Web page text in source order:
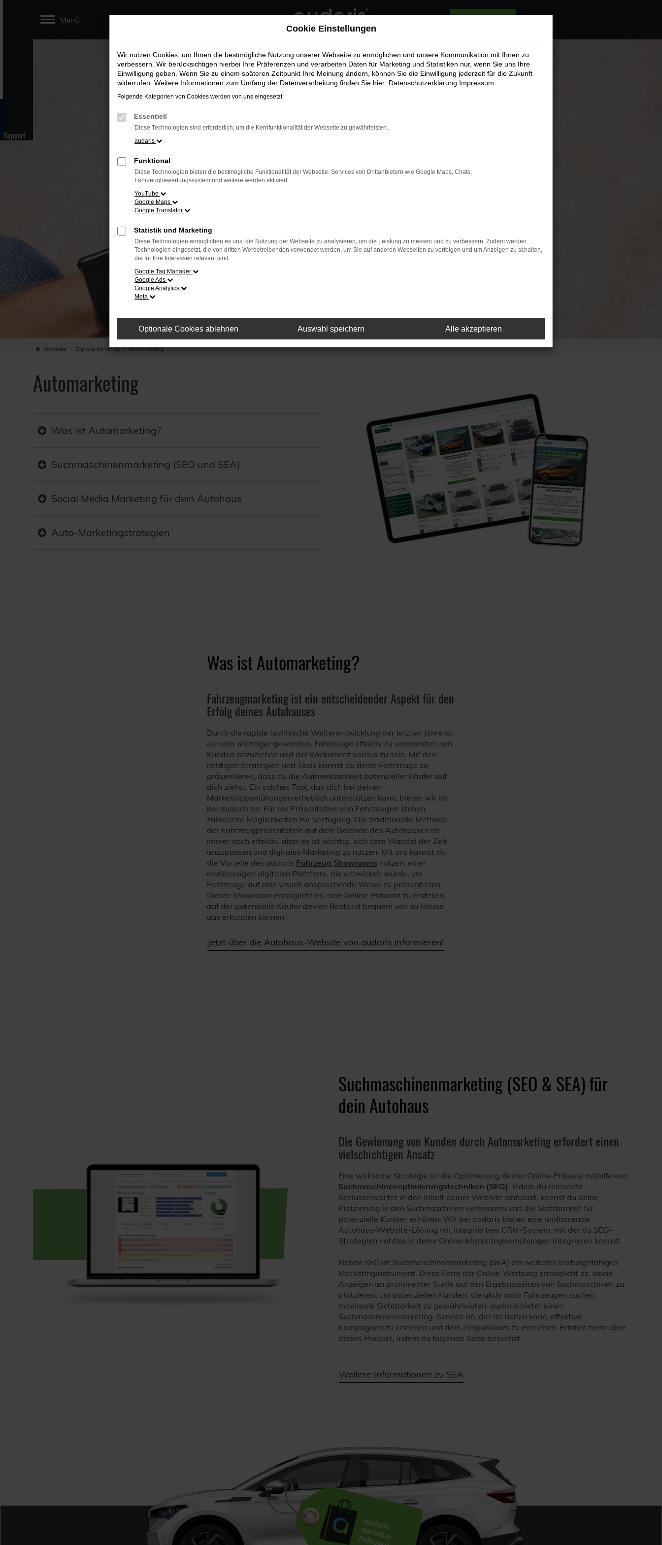
Hauptinhalt
Menü
Support
Automarketing
Startseite Digitales Marketing Automarketing
Automarketing
Was ist Automarketing?
Suchmaschinenmarketing (SEO und SEA)
Social Media Marketing für dein Autohaus
Auto-Marketingstrategien
Was ist Automarketing?
Fahrzeugmarketing ist ein entscheidender Aspekt für den
Erfolg deines Autohauses
Durch die rapide technische Weiterentwicklung der letzten Jahre ist
es noch wichtiger geworden, Fahrzeuge effektiv zu vermarkten, um
Kunden anzuziehen und der Konkurrenz voraus zu sein. Mit den
richtigen Strategien und Tools kannst du deine Fahrzeuge so
präsentieren, dass du die Aufmerksamkeit potenzieller Käufer auf
dich ziehst. Ein solches Tool, das dich bei deinen
Marketingbemühungen erheblich unterstützen kann, bieten wir dir
bei audaris an. Für die Präsentation von Fahrzeugen stehen
zahlreiche Möglichkeiten zur Verfügung. Die traditionelle Methode
der Fahrzeugpräsentation auf dem Gelände des Autohauses ist
immer noch effektiv, aber es ist wichtig, sich dem Wandel der Zeit
anzupassen und digitales Marketing zu nutzen. Mit uns kannst du
die Vorteile des audaris Fahrzeug Showrooms nutzen, einer
erstklassigen digitalen Plattform, die entwickelt wurde, um
Fahrzeuge auf eine visuell ansprechende Weise zu präsentieren.
Dieser Showroom ermöglicht es, eine Online-Präsenz zu erstellen,
auf der potenzielle Käufer deinen Bestand bequem von zu Hause
aus erkunden können.
Jetzt über die Autohaus-Website von audaris informieren!
Suchmaschinenmarketing (SEO & SEA) für
dein Autohaus
Die Gewinnung von Kunden durch Automarketing erfordert einen
vielschichtigen Ansatz
Eine wirksame Strategie ist die Optimierung deiner Online-Präsenz mithilfe von
Suchmaschinenoptimierungstechniken (SEO). Indem du relevante
Schlüsselwörter in den Inhalt deiner Website einbaust, kannst du deine
Platzierung in den Suchmaschinen verbessern und die Sichtbarkeit für
potenzielle Kunden erhöhen. Wir bei audaris bieten eine umfassende
Autohaus-Website-Lösung mit integriertem CRM-System, mit der du SEO-
Strategien nahtlos in deine Online-Marketingbemühungen integrieren kannst.
Neben SEO ist Suchmaschinenmarketing (SEA) ein weiteres leistungsfähiges
Marketinginstrument. Diese Form der Online-Werbung ermöglicht es, deine
Anzeigen an prominenter Stelle auf den Ergebnisseiten von Suchmaschinen zu
platzieren, um potenziellen Kunden, die aktiv nach Fahrzeugen suchen,
maximale Sichtbarkeit zu gewährleisten. audaris bietet einen
Suchmaschinenmarketing-Service an, der dir helfen kann, effektive
Kampagnen zu erstellen und dein Zielpublikum zu erreichen. Erfahre mehr über
dieses Produkt, indem du folgende Seite besuchst:
Weitere Informationen zu SEA
Cookie Einstellungen
Wir nutzen Cookies, um Ihnen die bestmögliche Nutzung unserer Webseite zu ermöglichen und unsere Kommunikation mit Ihnen zu
verbessern. Wir berücksichtigen hierbei Ihre Präferenzen und verarbeiten Daten für Marketing und Statistiken nur, wenn Sie uns Ihre
Einwilligung geben. Wenn Sie zu einem späteren Zeitpunkt Ihre Meinung ändern, können Sie die Einwilligung jederzeit für die Zukunft
widerrufen. Weitere Informationen zum Umfang der Datenverarbeitung finden Sie hier: Datenschutzerklärung Impressum
Folgende Kategorien von Cookies werden von uns eingesetzt:
Essentiell
Diese Technologien sind erforderlich, um die Kernfunktionalität der Webseite zu gewährleisten.
audaris
Funktional
Diese Technologien bieten die bestmögliche Funktionalität der Webseite. Services von Drittanbietern wie Google Maps, Chats,
Fahrzeugbewertungssystem und weitere werden aktiviert.
YouTube
Google Maps
Google Translator
Statistik und Marketing
Diese Technologien ermöglichen es uns, die Nutzung der Webseite zu analysieren, um die Leistung zu messen und zu verbessern. Zudem werden
Technologien eingesetzt, die von dritten Werbetreibenden verwendet werden, um Sie auf anderen Webseiten zu verfolgen und um Anzeigen zu schalten,
die für Ihre Interessen relevant sind.
Google Tag Manager
Google Ads
Google Analytics
Meta
Optionale Cookies ablehnen Auswahl speichern Alle akzeptieren